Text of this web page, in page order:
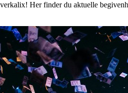
Her finder du aktuelle